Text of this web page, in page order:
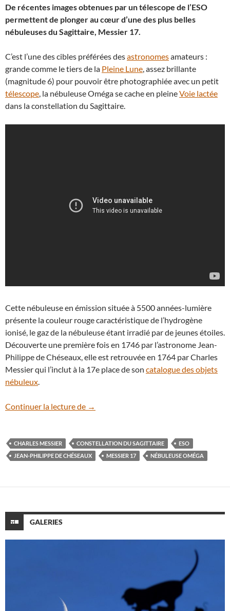
De récentes images obtenues par un télescope de l’ESO
permettent de plonger au cœur d’une des plus belles
nébuleuses du Sagittaire, Messier 17.
C’est l’une des cibles préférées desastronomesamateurs :
grande comme le tiers de la Pleine Lune, assez brillante
(magnitude 6) pour pouvoir être photographiée avec un petit
télescope, la nébuleuse Oméga se cache en pleineVoie lactée
dans la constellation du Sagittaire.
Cette nébuleuse en émission située à 5500 années-lumière
présente la couleur rouge caractéristique de l’hydrogène
ionisé, le gaz de la nébuleuse étant irradié par de jeunes étoiles.
Découverte une première fois en 1746 par l’astronome Jean-
Philippe de Chéseaux, elle est retrouvée en 1764 par Charles
Messier qui l’inclut à la 17e place de son catalogue des objets
nébuleux.
Continuer la lecture de En vidéo : zoom sur Messier 17, la
→
CHARLES MESSIER CONSTELLATION DU SAGITTAIRE
ESO
JEAN-PHILIPPE DE CHÉSEAUX
MESSIER 17 NÉBULEUSE OMÉGA
GALERIES